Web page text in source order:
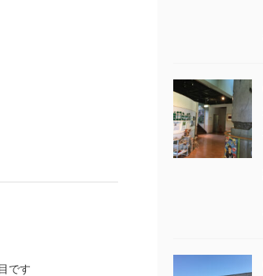
です